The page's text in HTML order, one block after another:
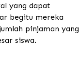
yang dapat
begitu mereka
pinjaman yang
siswa.